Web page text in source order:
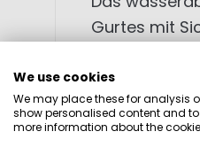
Gurtes mit
sorgend für
We use cookies
We may place these for analysis
show personalised content and
more information about the